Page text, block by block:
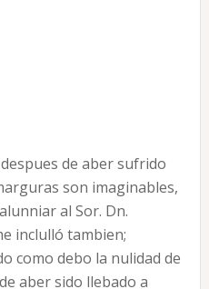
de aber sufrido
son imaginables,
al Sor. Dn.
inclulló tambien;
como debo la nulidad de
aber sido llebado a